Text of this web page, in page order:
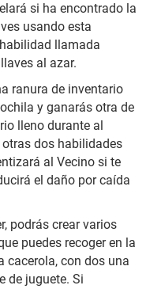
si ha encontrado la
usando esta
llamada
al azar.
ranura de inventario
y ganarás otra de
lleno durante al
dos habilidades
al Vecino si te
el daño por caída
podrás crear varios
puedes recoger en la
cacerola, con dos una
de juguete. Si